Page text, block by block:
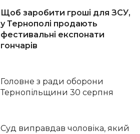
Щоб заробити гроші для ЗСУ,
у Тернополі продають
фестивальні експонати
гончарів
Головне з ради оборони
Тернопільщини 30 серпня
Суд виправдав чоловіка, який